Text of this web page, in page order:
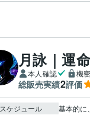
月詠｜運
本人確認 機
総販売実績2評価
スケジュール 基本的に